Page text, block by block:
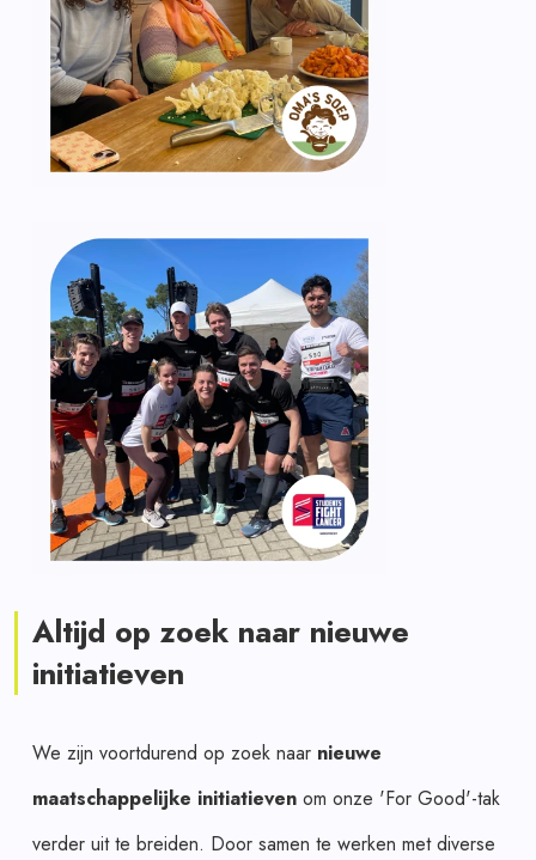
Altijd op zoek naar nieuwe
initiatieven
We zijn voortdurend op zoek naar nieuwe
maatschappelijke initiatieven om onze 'For Good'-tak
verder uit te breiden. Door samen te werken met diverse